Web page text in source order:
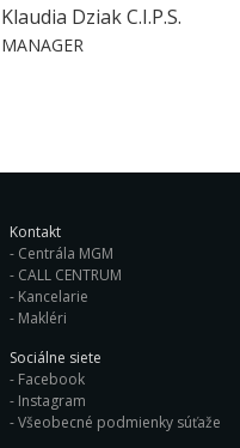
Klaudia Dziak C.I.P.S.
MANAGER
Kontakt
Centrála MGM
CALL CENTRUM
Kancelarie
Makléri
Sociálne siete
Facebook
Instagram
Všeobecné podmienky súťaže